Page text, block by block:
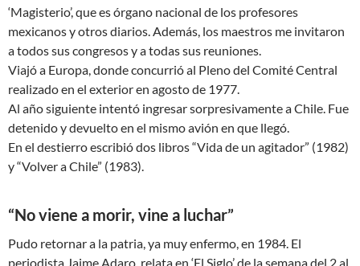
‘Magisterio’, que es órgano nacional de los profesores
mexicanos y otros diarios. Además, los maestros me invitaron
a todos sus congresos y a todas sus reuniones.
Viajó a Europa, donde concurrió al Pleno del Comité Central
realizado en el exterior en agosto de 1977.
Al año siguiente intentó ingresar sorpresivamente a Chile. Fue
detenido y devuelto en el mismo avión en que llegó.
En el destierro escribió dos libros “Vida de un agitador” (1982)
y “Volver a Chile” (1983).
“No viene a morir, vine a luchar”
Pudo retornar a la patria, ya muy enfermo, en 1984. El
periodista Jaime Adaro, relata en ‘El Siglo’ de la semana del 2 al